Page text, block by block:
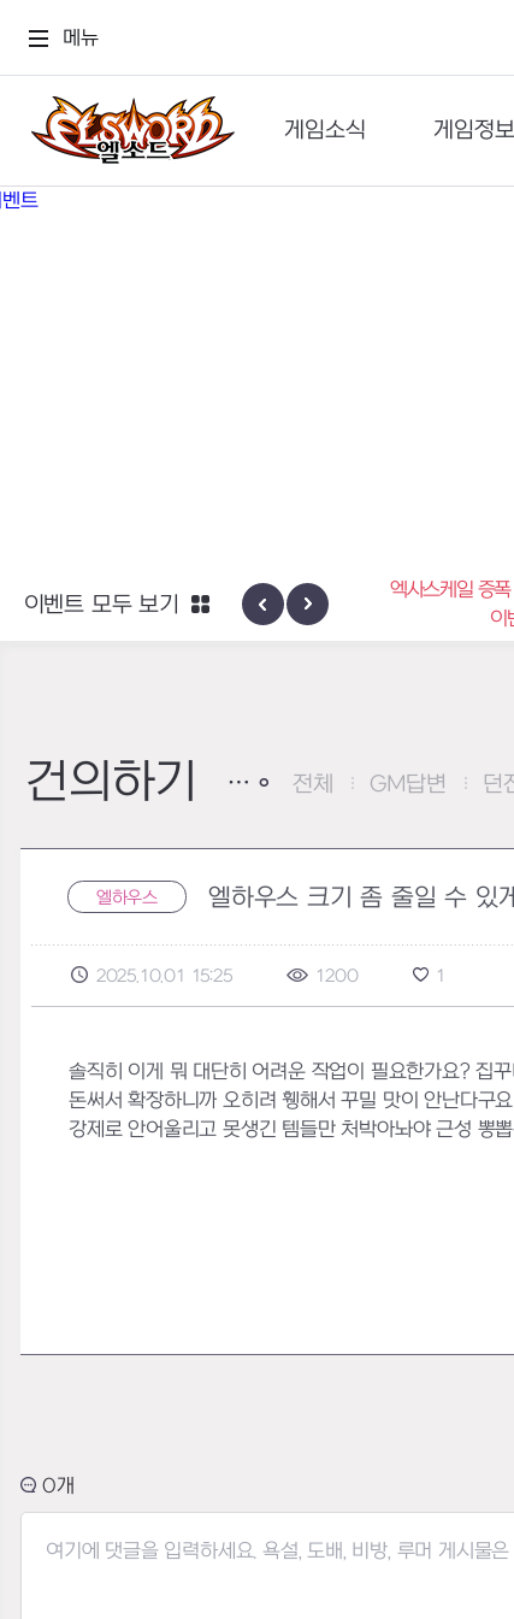
메뉴
게임소식
공지사항
게임정보
세계관
신규 지역 네블론
엑사스케일 증
이
이벤트 모두 보기
건의하기 전체 GM답변 던
엘하우스 엘하우스 크기 좀 줄일 수 있
2025.10.01 15:25 1200 1
솔직히 이게 뭐 대단히 어려운 작업이 필요한가요? 집
돈써서 확장하니까 오히려 휑해서 꾸밀 맛이 안난다구
강제로 안어울리고 못생긴 템들만 처박아놔야 근성 뽕
0